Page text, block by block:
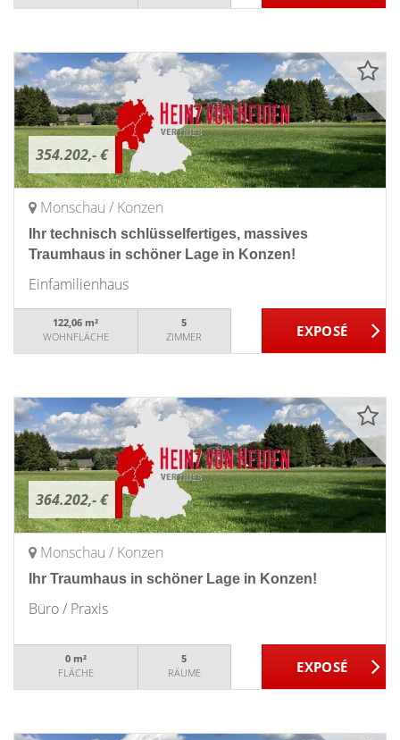
354.202,- €
Monschau / Konzen
Ihr technisch schlüsselfertiges, massives
Traumhaus in schöner Lage in Konzen!
Einfamilienhaus
122,06 m²
WOHNFLÄCHE
5
ZIMMER
364.202,- €
Monschau / Konzen
Ihr Traumhaus in schöner Lage in Konzen!
Büro / Praxis
0 m²
FLÄCHE
5
RÄUME